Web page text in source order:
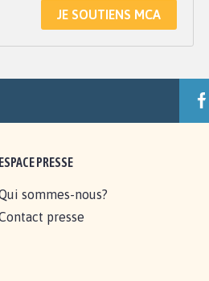
JE SOUTIENS MCA
ESPACE PRESSE
sommes-nous?
presse